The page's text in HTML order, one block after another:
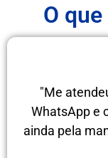
O
"Me
WhatsApp e
ainda pela